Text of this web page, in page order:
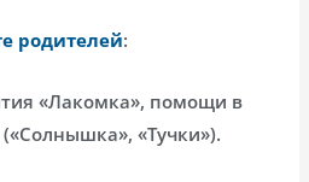
родителей:
«Лакомка», помощи в
«Тучки»).